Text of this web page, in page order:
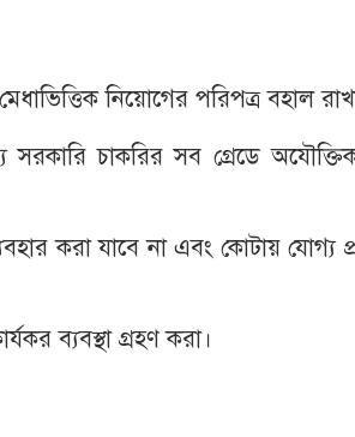
নিয়োগের পরিপত্র বহাল
সরকারি চাকরির সব গ্রেডে
করা যাবে না এবং কোটায় যোগ্য
ব্যবস্থা গ্রহণ করা।